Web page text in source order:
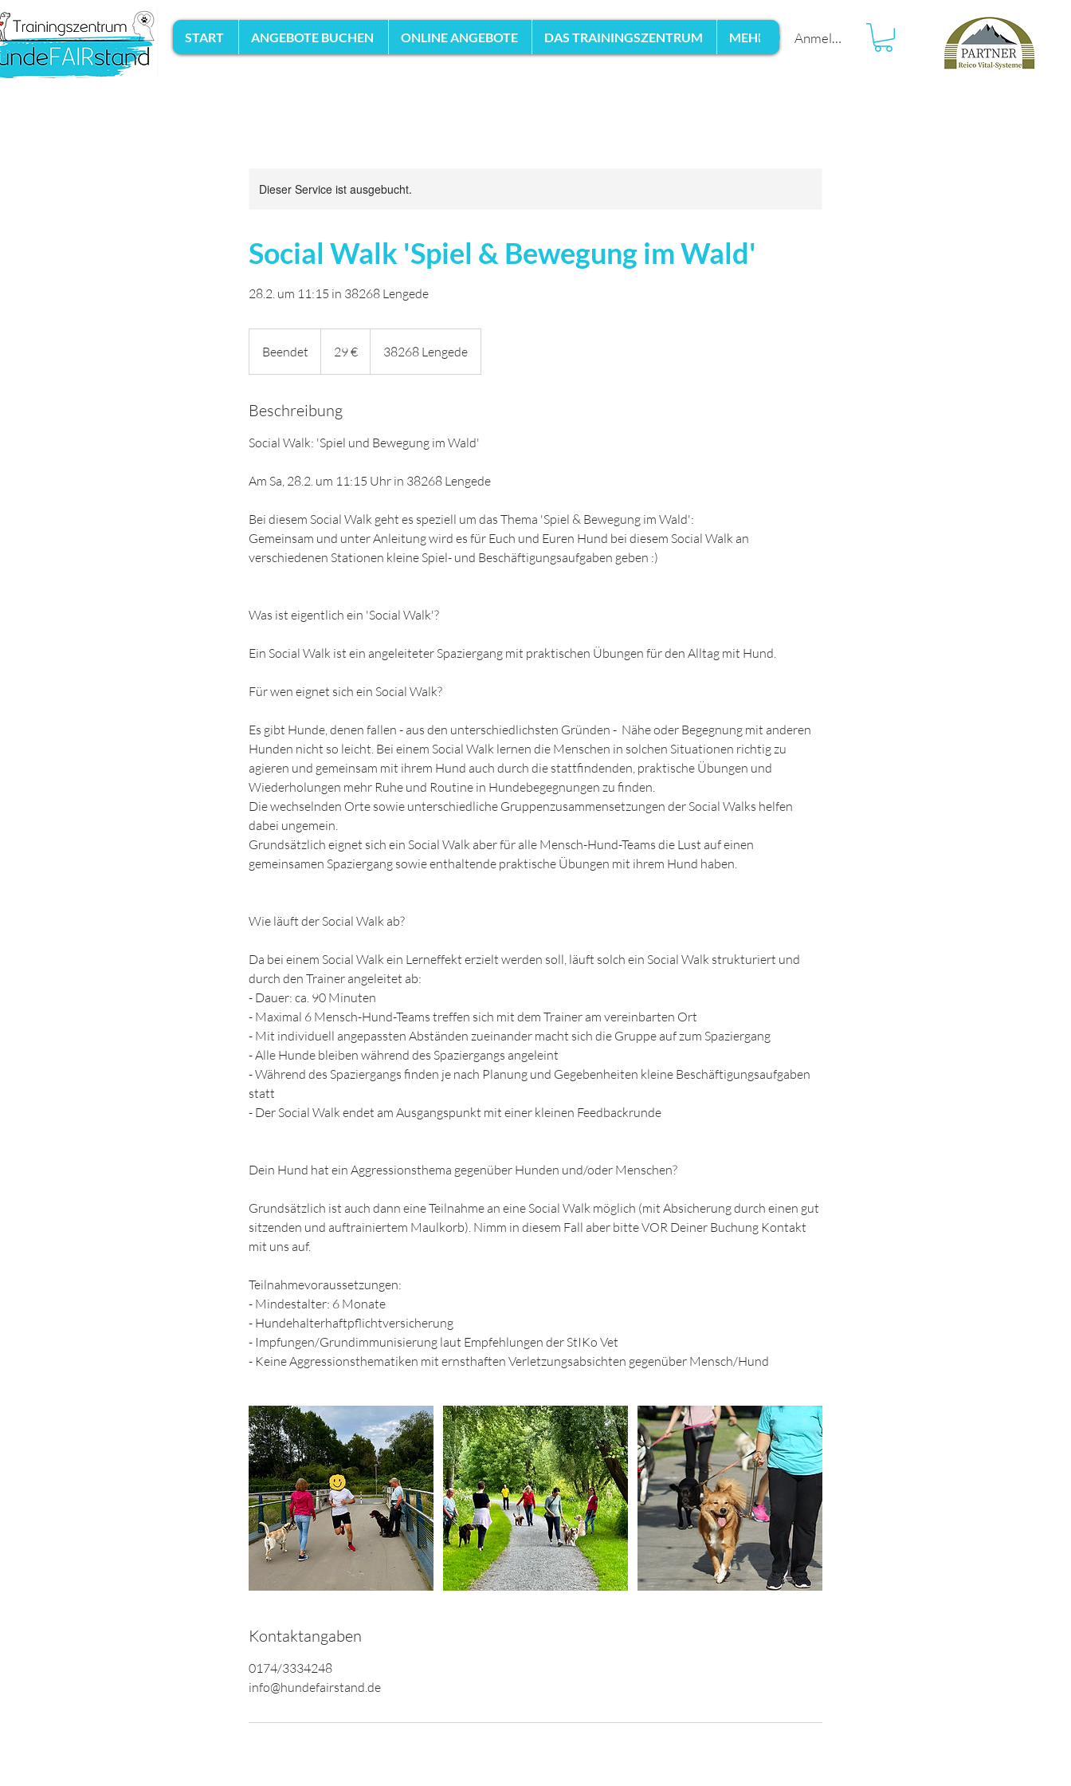
START ANGEBOTE BUCHEN ONLINE ANGEBOTE DAS TRAININGSZENTRUM MEHR Anmelden
Dieser Service ist ausgebucht.
Social Walk 'Spiel & Bewegung im Wald'
28.2. um 11:15 in 38268 Lengede
Beendet
e
n
e
29 € 38268 Lengede
Beschreibung
Social Walk: 'Spiel und Bewegung im Wald'
Am Sa, 28.2. um 11:15 Uhr in 38268 Lengede
Bei diesem Social Walk geht es speziell um das Thema 'Spiel & Bewegung im Wald':
Gemeinsam und unter Anleitung wird es für Euch und Euren Hund bei diesem Social Walk an
verschiedenen Stationen kleine Spiel- und Beschäftigungsaufgaben geben :)
Was ist eigentlich ein 'Social Walk'?
Ein Social Walk ist ein angeleiteter Spaziergang mit praktischen Übungen für den Alltag mit Hund.
Für wen eignet sich ein Social Walk?
Es gibt Hunde, denen fallen - aus den unterschiedlichsten Gründen - Nähe oder Begegnung mit anderen
Hunden nicht so leicht. Bei einem Social Walk lernen die Menschen in solchen Situationen richtig zu
agieren und gemeinsam mit ihrem Hund auch durch die stattfindenden, praktische Übungen und
Wiederholungen mehr Ruhe und Routine in Hundebegegnungen zu finden.
Die wechselnden Orte sowie unterschiedliche Gruppenzusammensetzungen der Social Walks helfen
dabei ungemein.
Grundsätzlich eignet sich ein Social Walk aber für alle Mensch-Hund-Teams die Lust auf einen
gemeinsamen Spaziergang sowie enthaltende praktische Übungen mit ihrem Hund haben.
Wie läuft der Social Walk ab?
Da bei einem Social Walk ein Lerneffekt erzielt werden soll, läuft solch ein Social Walk strukturiert und
durch den Trainer angeleitet ab:
- Dauer: ca. 90 Minuten
- Maximal 6 Mensch-Hund-Teams treffen sich mit dem Trainer am vereinbarten Ort
- Mit individuell angepassten Abständen zueinander macht sich die Gruppe auf zum Spaziergang
- Alle Hunde bleiben während des Spaziergangs angeleint
- Während des Spaziergangs finden je nach Planung und Gegebenheiten kleine Beschäftigungsaufgaben
statt
- Der Social Walk endet am Ausgangspunkt mit einer kleinen Feedbackrunde
Dein Hund hat ein Aggressionsthema gegenüber Hunden und/oder Menschen?
Grundsätzlich ist auch dann eine Teilnahme an eine Social Walk möglich (mit Absicherung durch einen gut
sitzenden und auftrainiertem Maulkorb). Nimm in diesem Fall aber bitte VOR Deiner Buchung Kontakt
mit uns auf.
Teilnahmevoraussetzungen:
- Mindestalter: 6 Monate
- Hundehalterhaftpflichtversicherung
- Impfungen/Grundimmunisierung laut Empfehlungen der StIKo Vet
- Keine Aggressionsthematiken mit ernsthaften Verletzungsabsichten gegenüber Mensch/Hund
Kontaktangaben
0174/3334248
info@hundefairstand.de